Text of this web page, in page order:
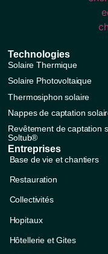
Entreprises
Base de vie et chantiers
Restauration
Collectivités
Hopitaux
Hôtellerie et Gites
Technologies
Solaire Thermique
Solaire Photovoltaique
Thermosiphon solaire
Nappes de captation
Revêtement de captation
Soltub®